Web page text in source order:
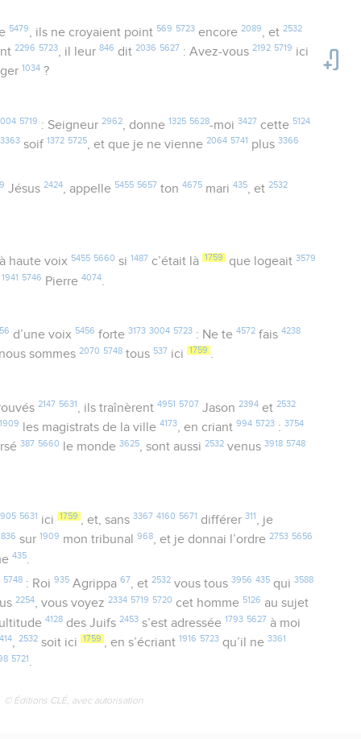
5479 , ils ne croyaient point 569 5723encore 2089 , et 2532
2296 5723, il leur846 dit2036 5627 : Avez-vous2192 5719 ici
1034 ?
5719 : Seigneur 2962, donne 1325 5628-moi 3427 cette 5124
3363 soif 1372 5725, et que je ne vienne2064 5741 plus3366
Jésus 2424, appelle 5455 5657 ton 4675mari 435, et 2532
à haute voix 5455 5660 si 1487 c’était là 1759 que logeait 3579
1941 5746 Pierre4074
d’une voix 5456 forte 3173 3004 5723: Ne te 4572fais 4238
nous sommes2070 5748 tous 537 ici 1759 .
2147 5631 , ils traînèrent 4951 5707 Jason 2394et 2532
1909 les magistrats de la ville4173, en criant994 5723 :3754
387 5660 le monde3625, sont aussi2532 venus3918 5748
5631 ici 1759 , et, sans 3367 4160 5671 différer 311 , je
sur 1909 mon tribunal968, et je donnai l’ordre2753 5656
435
5748: Roi 935Agrippa 67, et 2532vous tous 3956 435qui 3588
2254, vous voyez2334 5719 5720 cet homme 5126 au sujet
4128 des Juifs2453 s’est adressée 1793 5627 à moi
,2532 soit ici 1759 , en s’écriant 1916 5723 qu’il ne3361
5721.
© Éditions CLÉ, avec autorisation